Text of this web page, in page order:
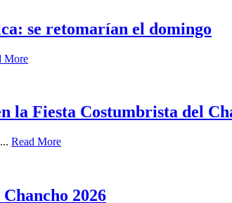
se retomarían el domingo
More
la Fiesta Costumbrista del
Read More
2026